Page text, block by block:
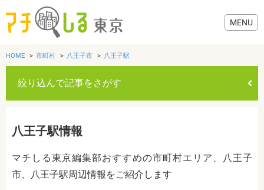
歯医者・病院
HOME 市町村 八王子市 八王子駅
絞り込んで記事をさがす
八王子駅情報
マチしる東京編集部おすすめの市町村エリア、八王子
市、八王子駅周辺情報をご紹介します